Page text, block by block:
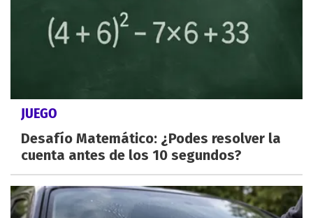
JUEGO
Desafío Matemático: ¿Podes resolver la
cuenta antes de los 10 segundos?